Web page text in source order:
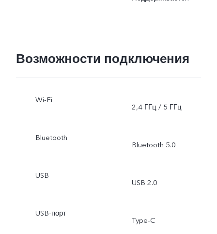
Возможности подключения
Wi-Fi
2,4 ГГц / 5 ГГц
Bluetooth
Bluetooth 5.0
USB
USB 2.0
USB-порт
Type-C